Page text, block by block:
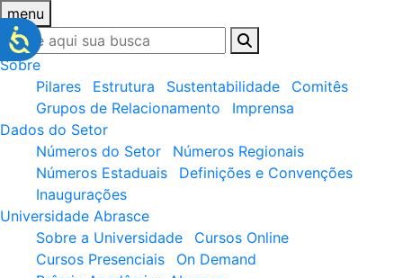
menu
Sobre
Pilares
Estrutura Sustentabilidade
Comitês
Grupos de Relacionamento
Imprensa
Dados do Setor
Números do Setor
Números Regionais
Números Estaduais
Definições e Convenções
Inaugurações
Universidade Abrasce
Sobre a Universidade
Cursos Online
Cursos Presenciais
On Demand